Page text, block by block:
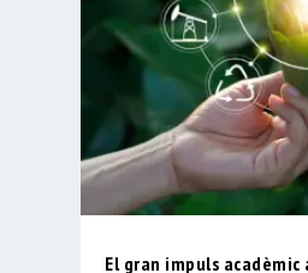
El gran impuls